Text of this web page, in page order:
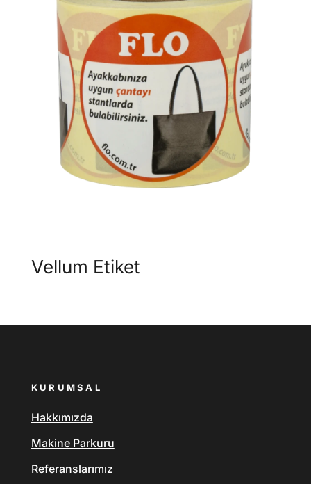
Vellum Etiket
KURUMSAL
Hakkımızda
Makine Parkuru
Referanslarımız